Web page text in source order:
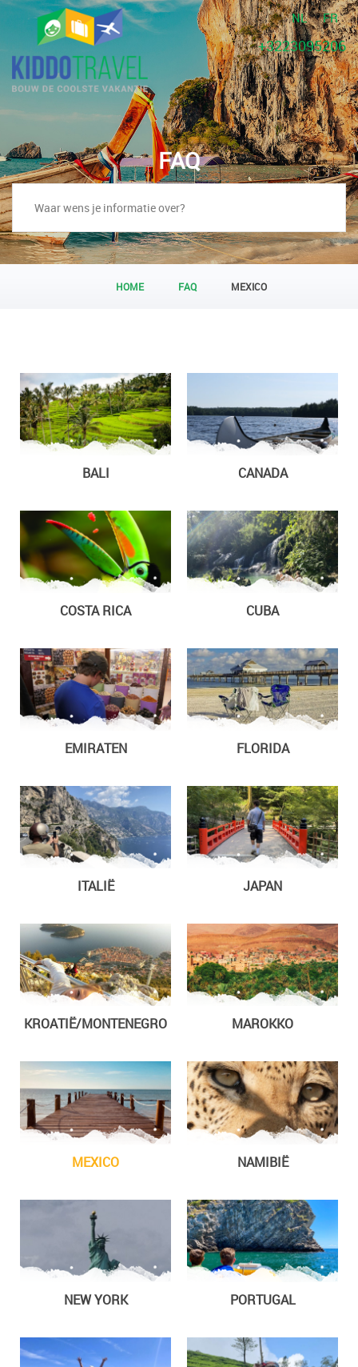
NL FR
+3223095206
FAQ
HOME FAQ MEXICO
BALI CANADA
COSTA RICA CUBA
EMIRATEN FLORIDA
ITALIË JAPAN
KROATIË/MONTENEGRO MAROKKO
MEXICO NAMIBIË
NEW YORK PORTUGAL